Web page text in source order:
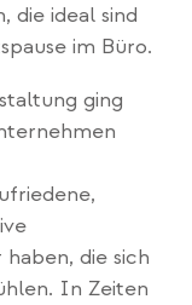
die ideal sind
im Büro.
ging
die sich
In Zeiten